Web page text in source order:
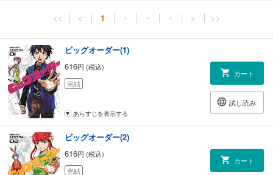
<< < 1 ・ ・ ・ > >>
ビッグオーダー(1)
616円 (税込)
完結
カート
試し読み
あらすじを表示する
ビッグオーダー(2)
616円 (税込)
完結
カート